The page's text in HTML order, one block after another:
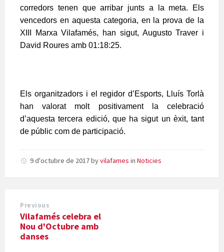
corredors tenen que arribar junts a la meta. Els
vencedors en aquesta categoria, en la prova de la
XIII Marxa Vilafamés, han sigut, Augusto Traver i
David Roures amb 01:18:25.
Els organitzadors i el regidor d’Esports, Lluís Torlà
han valorat molt positivament la celebració
d’aquesta tercera edició, que ha sigut un èxit, tant
de públic com de participació.
9 d'octubre de 2017byvilafames in Noticies
Previous
Vilafamés celebra el
Nou d'Octubre amb
danses